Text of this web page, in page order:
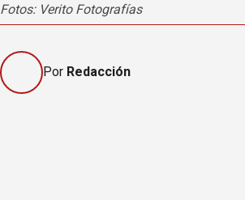
Fotos: Verito Fotografías
Por Redacción